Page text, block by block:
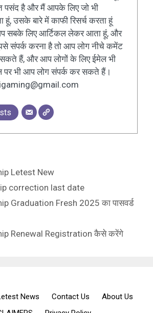
पसंद है और मैं आपके लिए जो भी
हूं, उसके बारे में काफी रिसर्च करता हूं
सबके लिए आर्टिकल लेकर आता हूं, और
संपर्क करना है तो आप लोग नीचे कमेंट
हैं, और आप लोगों के लिए ईमेल भी
पर भी आप लोग संपर्क कर सकते हैं।
Letest New
correction last date
Graduation Fresh 2025 का पासवर्ड
Renewal Registration कैसे करेंगे
News Contact Us
About Us